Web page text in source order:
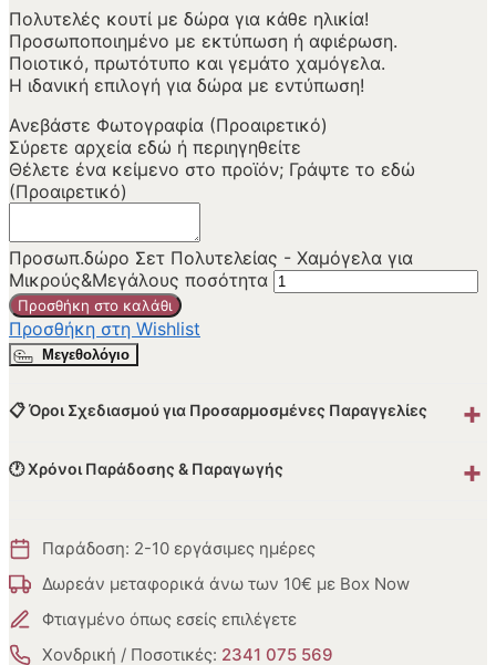
Πολυτελές κουτί με δώρα για κάθε ηλικία!
Προσωποποιημένο με εκτύπωση ή αφιέρωση.
Ποιοτικό, πρωτότυπο και γεμάτο χαμόγελα.
Η ιδανική επιλογή για δώρα με εντύπωση!
Ανεβάστε Φωτογραφία (Προαιρετικό)
Σύρετε αρχεία εδώ ή περιηγηθείτε
Θέλετε ένα κείμενο στο προϊόν; Γράψτε το εδώ
(Προαιρετικό)
Προσωπ.δώρο Σετ Πολυτελείας - Χαμόγελα για
Μικρούς&Μεγάλους ποσότητα
Προσθήκη στο καλάθι
Προσθήκη στη Wishlist
Μεγεθολόγιο
📋 Όροι Σχεδιασμού για Προσαρμοσμένες Παραγγελίες +
🕐 Χρόνοι Παράδοσης & Παραγωγής +
Παράδοση: 2-10 εργάσιμες ημέρες
Δωρεάν μεταφορικά άνω των 10€ με Box Now
Φτιαγμένο όπως εσείς επιλέγετε
Χονδρική / Ποσοτικές: 2341 075 569